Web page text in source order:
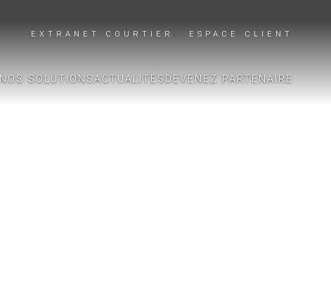
EXTRANET COURTIER ESPACE CLIENT
NOS SOLUTIONSACTUALITÉS DEVENEZ PARTENAIRE